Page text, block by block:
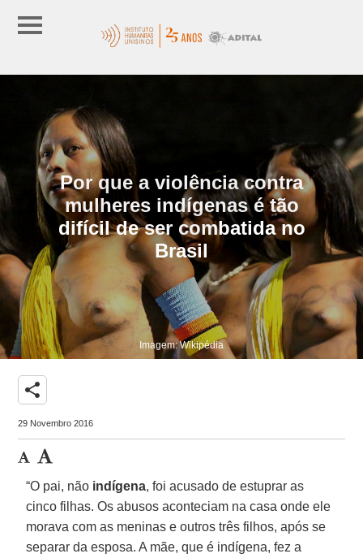
Por que a violência contra
mulheres indígenas é tão
difícil de ser combatida no
Brasil
Imagem: Wikipédia
share
29 Novembro 2016
“O pai, não indígena, foi acusado de estuprar as
cinco filhas. Os abusos aconteciam na casa onde ele
morava com as meninas e outros três filhos, após se
separar da esposa. A mãe, que é indígena, fez a